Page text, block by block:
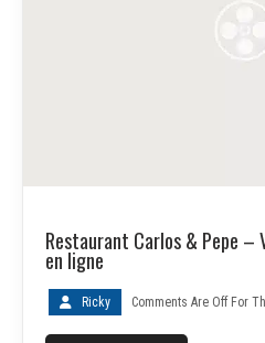
Restaurant Carlos & Pepe –
en ligne
Ricky Comments Are Off For